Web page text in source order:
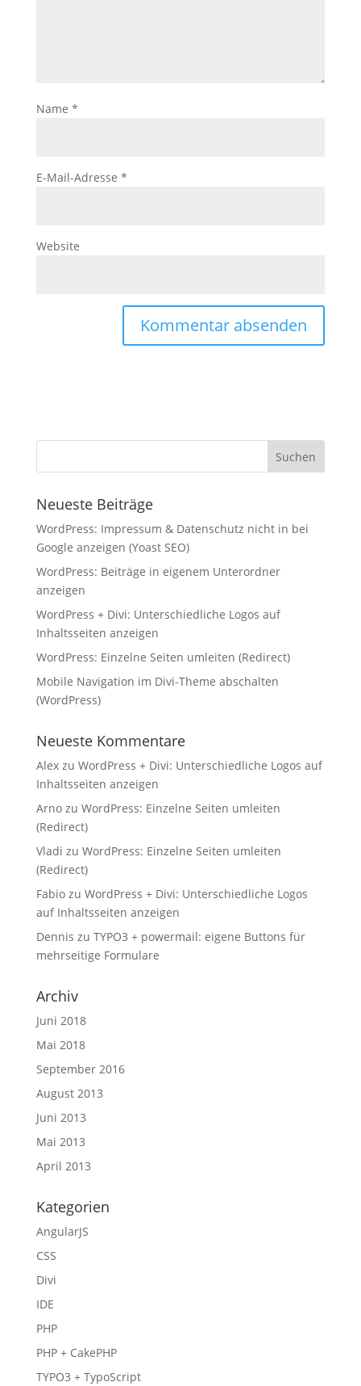
Name *
E-Mail-Adresse *
Website
Neueste Beiträge
WordPress: Impressum & Datenschutz nicht in bei
Google anzeigen (Yoast SEO)
WordPress: Beiträge in eigenem Unterordner
anzeigen
WordPress + Divi: Unterschiedliche Logos auf
Inhaltsseiten anzeigen
WordPress: Einzelne Seiten umleiten (Redirect)
Mobile Navigation im Divi-Theme abschalten
(WordPress)
Neueste Kommentare
Alexzu WordPress + Divi: Unterschiedliche Logos auf
Inhaltsseiten anzeigen
Arnozu WordPress: Einzelne Seiten umleiten
(Redirect)
Vladi zu WordPress: Einzelne Seiten umleiten
(Redirect)
Fabiozu WordPress + Divi: Unterschiedliche Logos
auf Inhaltsseiten anzeigen
Dennis zu TYPO3 + powermail: eigene Buttons für
mehrseitige Formulare
Archiv
Juni 2018
Mai 2018
September 2016
August 2013
Juni 2013
Mai 2013
April 2013
Kategorien
AngularJS
CSS
Divi
IDE
PHP
PHP + CakePHP
TYPO3 + TypoScript